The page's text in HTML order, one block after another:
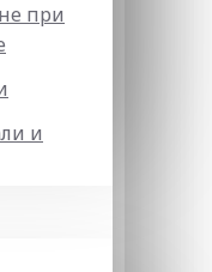
при
и